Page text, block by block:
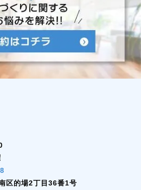
区的場2丁目36番1号